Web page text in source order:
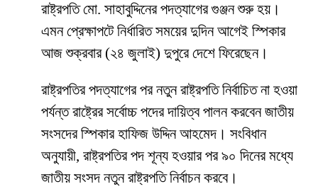
রাষ্ট্রপতি মো. সাহাবুদ্দিনের পদত্যাগের গুঞ্জন শুরু হয়।
এমন প্রেক্ষাপটে নির্ধারিত সময়ের দুদিন আগেই স্পিকার
আজ শুক্রবার (২৪ জুলাই) দুপুরে দেশে ফিরেছেন।
রাষ্ট্রপতির পদত্যাগের পর নতুন রাষ্ট্রপতি নির্বাচিত না হওয়া
পর্যন্ত রাষ্ট্রের সর্বোচ্চ পদের দায়িত্ব পালন করবেন জাতীয়
সংসদের স্পিকার হাফিজ উদ্দিন আহমেদ। সংবিধান
অনুযায়ী, রাষ্ট্রপতির পদ শূন্য হওয়ার পর ৯০ দিনের মধ্যে
জাতীয় সংসদ নতুন রাষ্ট্রপতি নির্বাচন করবে।